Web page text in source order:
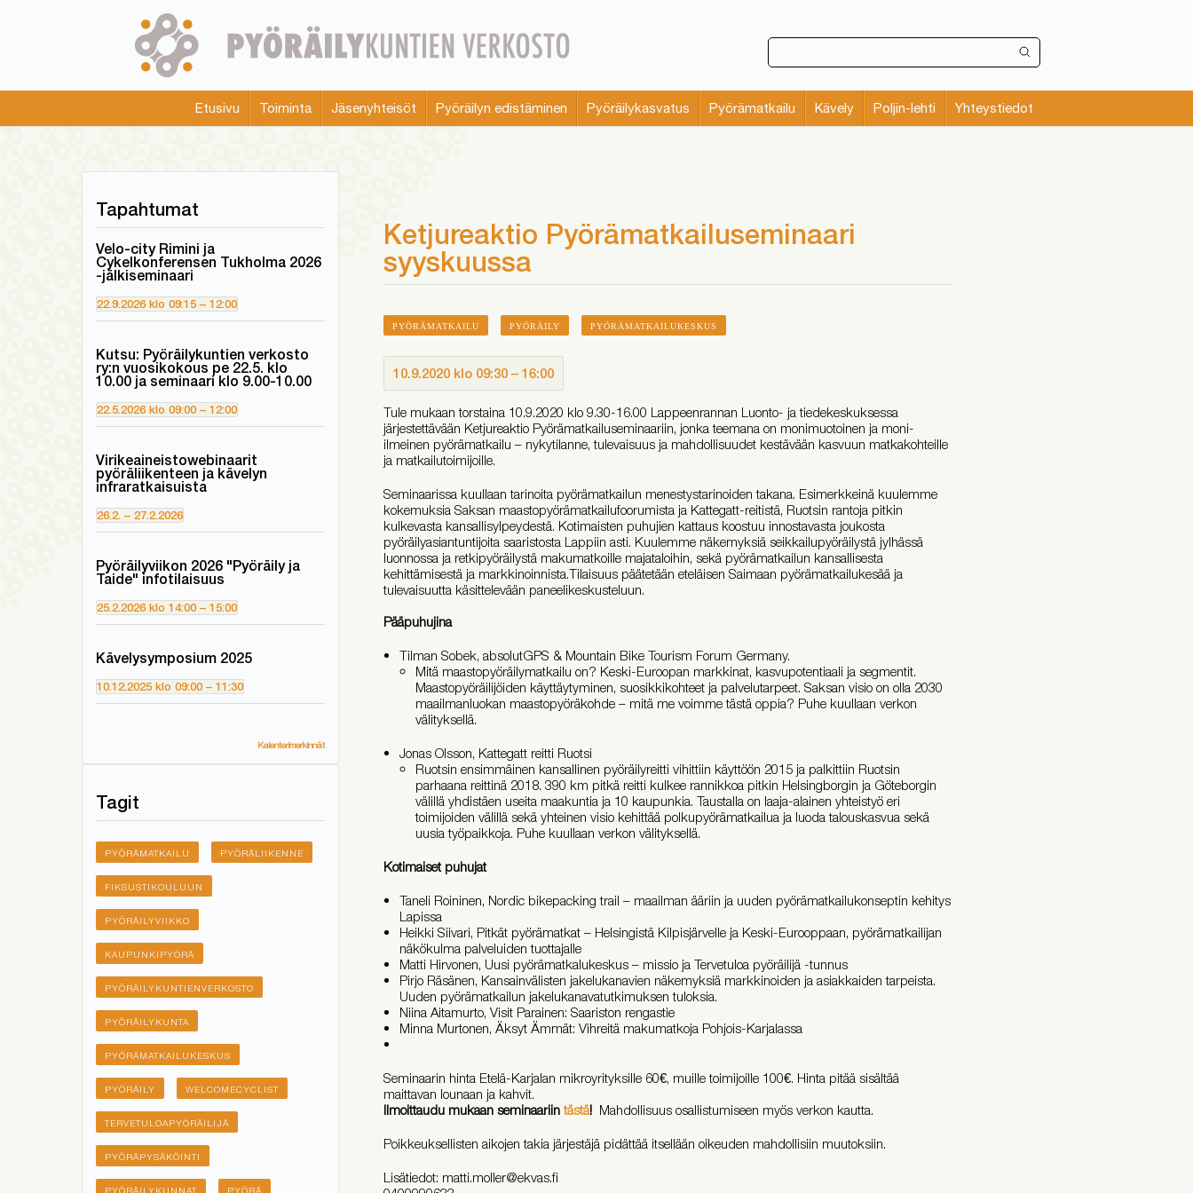
menu
Etusivu Toiminta Jäsenyhteisöt Pyöräilyn edistäminen Pyöräilykasvatus Pyörämatkailu Kävely Poljin-lehti Yhteystiedot
Tapahtumat
Velo-city Rimini ja
Cykelkonferensen Tukholma 2026
-jälkiseminaari
22.9.2026 klo 09:15 – 12:00
Kutsu: Pyöräilykuntien verkosto
ry:n vuosikokous pe 22.5. klo
10.00 ja seminaari klo 9.00-10.00
22.5.2026 klo 09:00 – 12:00
Virikeaineistowebinaarit
pyöräliikenteen ja kävelyn
infraratkaisuista
26.2. – 27.2.2026
Pyöräilyviikon 2026 "Pyöräily ja
Taide" infotilaisuus
25.2.2026 klo 14:00 – 15:00
Kävelysymposium 2025
10.12.2025 klo 09:00 – 11:30
Kalenterimerkinnät
Tagit
PYÖRÄMATKAILU PYÖRÄLIIKENNE
FIKSUSTIKOULUUN
PYÖRÄILYVIIKKO
KAUPUNKIPYÖRÄ
PYÖRÄILYKUNTIENVERKOSTO
PYÖRÄILYKUNTA
PYÖRÄMATKAILUKESKUS
PYÖRÄILY WELCOMECYCLIST
TERVETULOAPYÖRÄILIJÄ
PYÖRÄPYSÄKÖINTI
PYÖRÄILYKUNNAT PYÖRÄ
Ketjureaktio Pyörämatkailuseminaari
syyskuussa
PYÖRÄMATKAILU PYÖRÄILY PYÖRÄMATKAILUKESKUS
10.9.2020 klo 09:30 – 16:00
Tule mukaan torstaina 10.9.2020 klo 9.30-16.00 Lappeenrannan Luonto- ja tiedekeskuksessa
järjestettävään Ketjureaktio Pyörämatkailuseminaariin, jonka teemana on monimuotoinen ja moni-
ilmeinen pyörämatkailu – nykytilanne, tulevaisuus ja mahdollisuudet kestävään kasvuun matkakohteille
ja matkailutoimijoille.
Seminaarissa kuullaan tarinoita pyörämatkailun menestystarinoiden takana. Esimerkkeinä kuulemme
kokemuksia Saksan maastopyörämatkailufoorumista ja Kattegatt-reitistä, Ruotsin rantoja pitkin
kulkevasta kansallisylpeydestä. Kotimaisten puhujien kattaus koostuu innostavasta joukosta
pyöräilyasiantuntijoita saaristosta Lappiin asti. Kuulemme näkemyksiä seikkailupyöräilystä jylhässä
luonnossa ja retkipyöräilystä makumatkoille majataloihin, sekä pyörämatkailun kansallisesta
kehittämisestä ja markkinoinnista.Tilaisuus päätetään eteläisen Saimaan pyörämatkailukesää ja
tulevaisuutta käsittelevään paneelikeskusteluun.
Pääpuhujina
Tilman Sobek, absolutGPS & Mountain Bike Tourism Forum Germany.
Mitä maastopyöräilymatkailu on? Keski-Euroopan markkinat, kasvupotentiaali ja segmentit.
Maastopyöräilijöiden käyttäytyminen, suosikkikohteet ja palvelutarpeet. Saksan visio on olla 2030
maailmanluokan maastopyöräkohde – mitä me voimme tästä oppia? Puhe kuullaan verkon
välityksellä.
Jonas Olsson, Kattegatt reitti Ruotsi
Ruotsin ensimmäinen kansallinen pyöräilyreitti vihittiin käyttöön 2015 ja palkittiin Ruotsin
parhaana reittinä 2018. 390 km pitkä reitti kulkee rannikkoa pitkin Helsingborgin ja Göteborgin
välillä yhdistäen useita maakuntia ja 10 kaupunkia. Taustalla on laaja-alainen yhteistyö eri
toimijoiden välillä sekä yhteinen visio kehittää polkupyörämatkailua ja luoda talouskasvua sekä
uusia työpaikkoja. Puhe kuullaan verkon välityksellä.
Kotimaiset puhujat
Taneli Roininen, Nordic bikepacking trail – maailman ääriin ja uuden pyörämatkailukonseptin kehitys
Lapissa
Heikki Siivari, Pitkät pyörämatkat – Helsingistä Kilpisjärvelle ja Keski-Eurooppaan, pyörämatkailijan
näkökulma palveluiden tuottajalle
Matti Hirvonen, Uusi pyörämatkalukeskus – missio ja Tervetuloa pyöräilijä -tunnus
Pirjo Räsänen, Kansainvälisten jakelukanavien näkemyksiä markkinoiden ja asiakkaiden tarpeista.
Uuden pyörämatkailun jakelukanavatutkimuksen tuloksia.
Niina Aitamurto, Visit Parainen: Saariston rengastie
Minna Murtonen, Äksyt Ämmät: Vihreitä makumatkoja Pohjois-Karjalassa
Seminaarin hinta Etelä-Karjalan mikroyrityksille 60€, muille toimijoille 100€. Hinta pitää sisältää
maittavan lounaan ja kahvit.
Ilmoittaudu mukaan seminaariintästä! Mahdollisuus osallistumiseen myös verkon kautta.
Poikkeuksellisten aikojen takia järjestäjä pidättää itsellään oikeuden mahdollisiin muutoksiin.
Lisätiedot: matti.moller@ekvas.fi